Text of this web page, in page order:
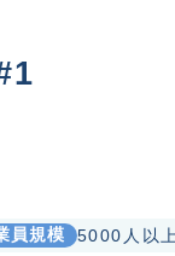
員規模 5000人以